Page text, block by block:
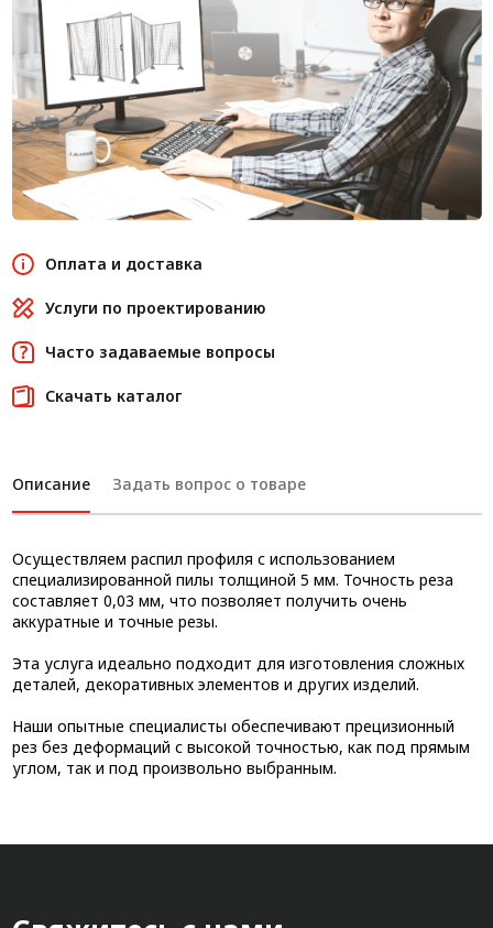
Оплата и доставка
Услуги по проектированию
Часто задаваемые вопросы
Скачать каталог
Описание Задать вопрос о товаре
Осуществляем распил профиля с использованием
специализированной пилы толщиной 5 мм. Точность реза
составляет 0,03 мм, что позволяет получить очень
аккуратные и точные резы.
Эта услуга идеально подходит для изготовления сложных
деталей, декоративных элементов и других изделий.
Наши опытные специалисты обеспечивают прецизионный
рез без деформаций с высокой точностью, как под прямым
углом, так и под произвольно выбранным.